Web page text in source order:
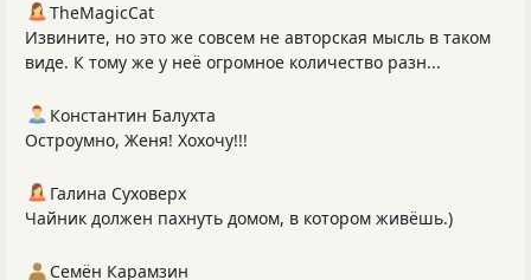
TheMagicCat
Извините, но это же совсем не авторская мысль в таком
виде. К тому же у неё огромное количество разн...
Константин Балухта
Остроумно, Женя! Хохочу!!!
Галина Суховерх
Чайник должен пахнуть домом, в котором живёшь.)
Семён Карамзин